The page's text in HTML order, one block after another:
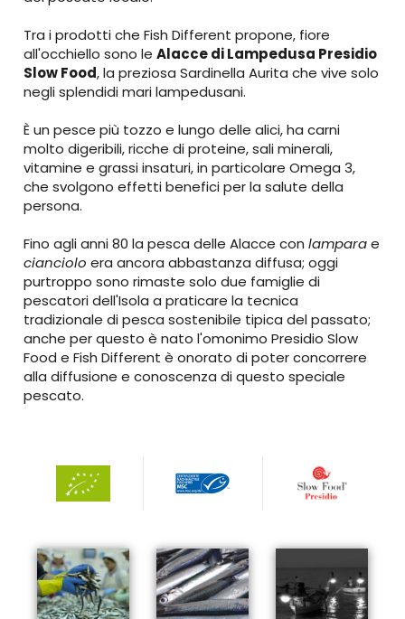
Tra i prodotti che Fish Different propone, fiore
all'occhiello sono leAlacce di Lampedusa Presidio
Slow Food, la preziosa Sardinella Aurita che vive solo
negli splendidi mari lampedusani.
È un pesce più tozzo e lungo delle alici, ha carni
molto digeribili, ricche di proteine, sali minerali,
vitamine e grassi insaturi, in particolare Omega 3,
che svolgono effetti benefici per la salute della
persona.
Fino agli anni 80 la pesca delle Alacce conlamparae
cianciolo era ancora abbastanza diffusa; oggi
purtroppo sono rimaste solo due famiglie di
pescatori dell'Isola a praticare la tecnica
tradizionale di pesca sostenibile tipica del passato;
anche per questo è nato l'omonimo Presidio Slow
Food e Fish Different è onorato di poter concorrere
alla diffusione e conoscenza di questo speciale
pescato.